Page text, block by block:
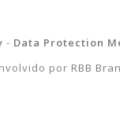
- Data Protection
por RBB